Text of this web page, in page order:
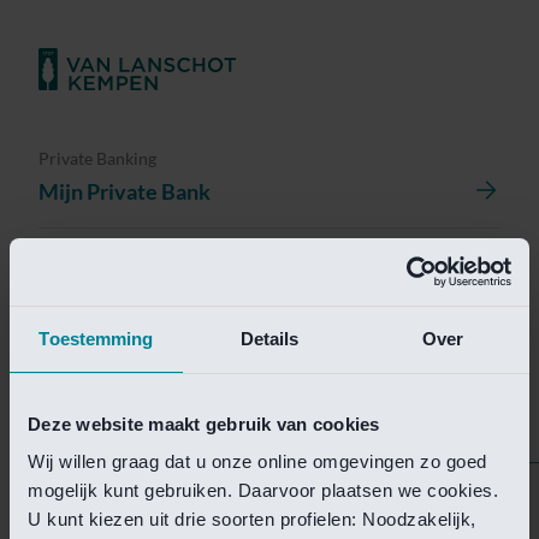
Toestemming Details Over
Deze website maakt gebruik van cookies
Wij willen graag dat u onze online omgevingen zo goed
mogelijk kunt gebruiken. Daarvoor plaatsen we cookies.
U kunt kiezen uit drie soorten profielen: Noodzakelijk,
Private Banking
Mijn Private Bank
Helaas is deze pagina